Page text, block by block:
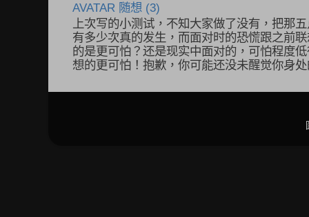
AVATAR 随想 (3)
上次写的小测试，不知大家做了没有，把那
有多少次真的发生，而面对时的恐慌跟之前
的是更可怕？还是现实中面对的，可怕程度
想的更可怕！抱歉，你可能还没未醒觉你身处